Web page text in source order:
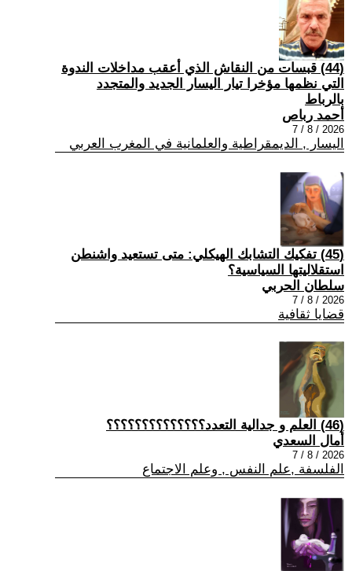
(44) قبسات من النقاش الذي أعقب مداخلات الندوة
التي نظمها مؤخرا تيار اليسار الجديد والمتجدد
بالرباط
أحمد رباص
2026 / 8 / 7
اليسار , الديمقراطية والعلمانية في المغرب العربي
(45) تفكيك التشابك الهيكلي: متى تستعيد واشنطن
استقلاليتها السياسية؟
سلطان الحربي
2026 / 8 / 7
قضايا ثقافية
(46) العلم و جدالية التعدد؟؟؟؟؟؟؟؟؟؟؟؟؟؟
أمال السعدي
2026 / 8 / 7
الفلسفة ,علم النفس , وعلم الاجتماع